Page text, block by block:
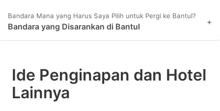
Bandara Mana yang Harus Saya Pilih untuk Pergi ke Bantul?
Bandara yang Disarankan di Bantul +
Ide Penginapan dan Hotel
Lainnya